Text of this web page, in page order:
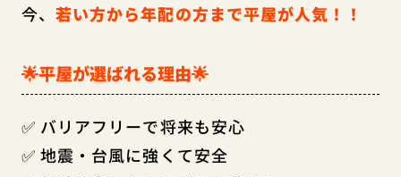
今、若い方から年配の方まで平屋が人気！！
🌟平屋が選ばれる理由🌟
✅ バリアフリーで将来も安心
✅ 地震・台風に強くて安全